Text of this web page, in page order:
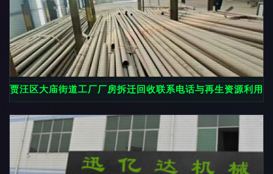
贾汪区大庙街道工厂厂房拆迁回收联系电话与再生资源利用